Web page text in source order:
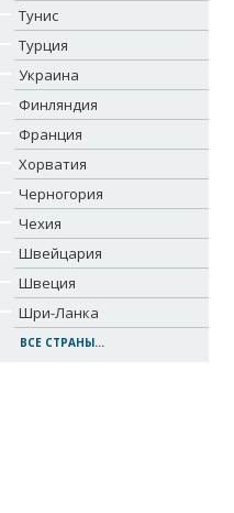
Тунис
Турция
Украина
Финляндия
Франция
Хорватия
Черногория
Чехия
Швейцария
Швеция
Шри-Ланка
ВСЕ СТРАНЫ...